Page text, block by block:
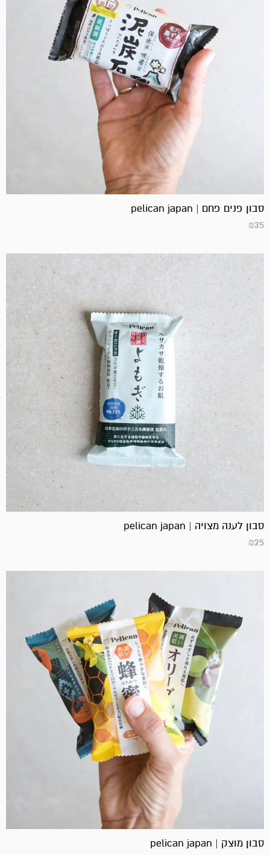
סבון פנים פחם | pelican japan
₪35
סבון לענה מצויה | pelican japan
₪25
סבון מוצק | pelican japan